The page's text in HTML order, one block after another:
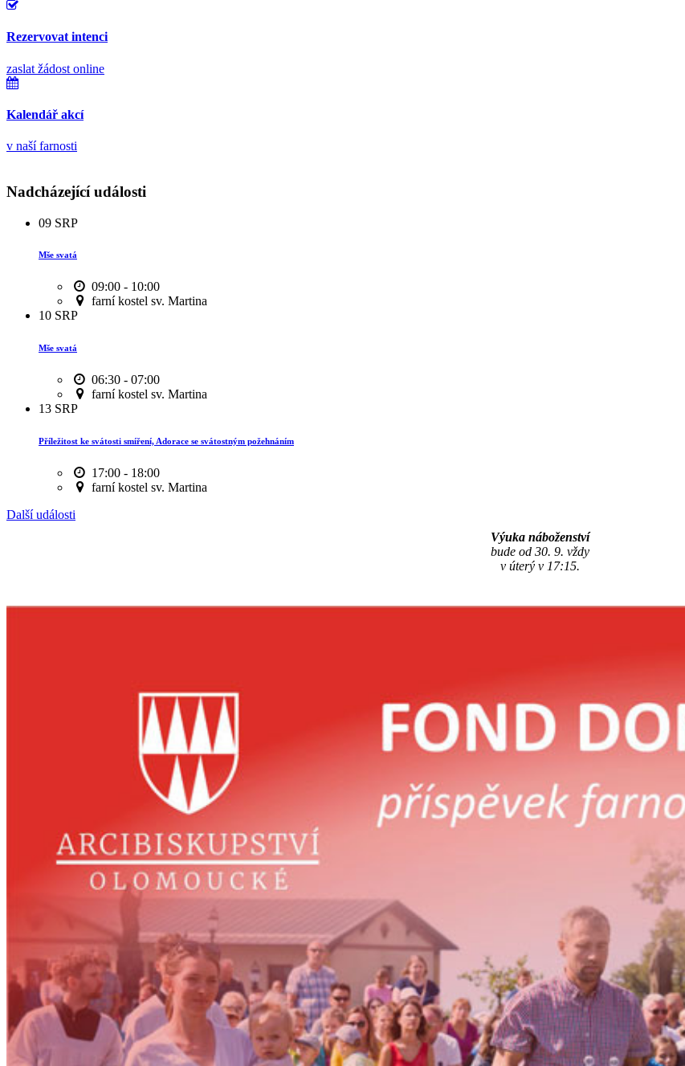
Rezervovat intenci
zaslat žádost online
Kalendář akcí
v naší farnosti
Nadcházející události
09 SRP
Mše svatá
09:00 - 10:00
farní kostel sv. Martina
10 SRP
Mše svatá
06:30 - 07:00
farní kostel sv. Martina
13 SRP
Příležitost ke svátosti smíření, Adorace se svátostným požehnáním
17:00 - 18:00
farní kostel sv. Martina
Další události
Výuka náboženství
bude od 30. 9. vždy
v úterý v 17:15.